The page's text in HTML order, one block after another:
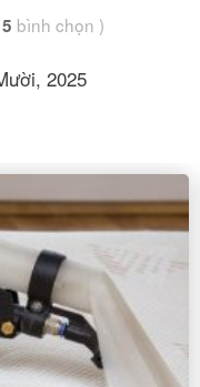
5 bình chọn )
2025